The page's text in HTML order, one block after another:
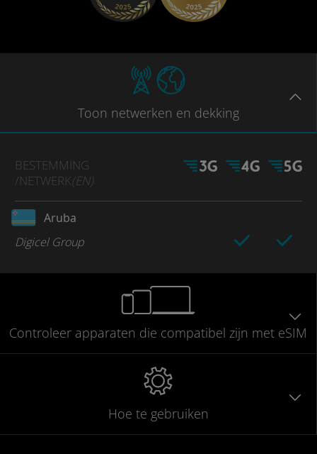
Toon netwerken en dekking
BESTEMMING
/NETWERK(EN)
Aruba
Digicel Group
Controleer apparaten die compatibel zijn met eSIM
Hoe te gebruiken